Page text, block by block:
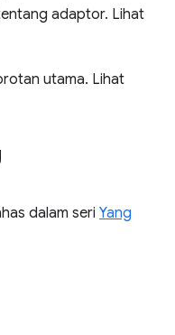
adaptor. Lihat
utama. Lihat
dalam seri Yang